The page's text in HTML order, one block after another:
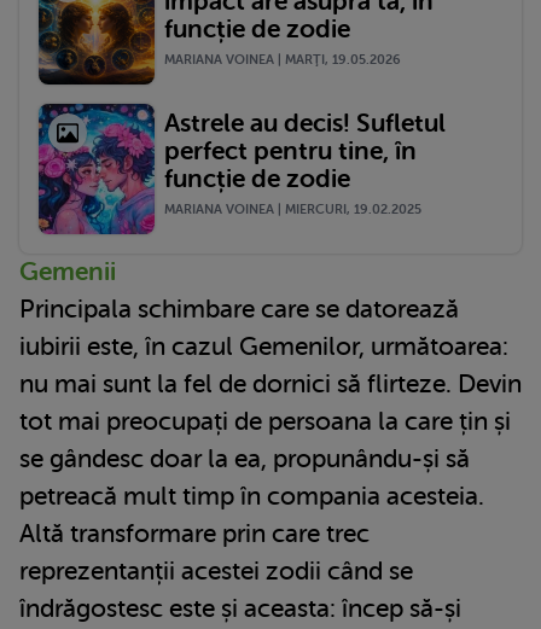
funcție de zodie
MARIANA VOINEA | MARŢI, 19.05.2026
Astrele au decis! Sufletul
perfect pentru tine, în
funcție de zodie
MARIANA VOINEA | MIERCURI, 19.02.2025
Gemenii
Principala schimbare care se datorează
iubirii este, în cazul Gemenilor, următoarea:
nu mai sunt la fel de dornici să flirteze. Devin
tot mai preocupați de persoana la care țin și
se gândesc doar la ea, propunându-și să
petreacă mult timp în compania acesteia.
Altă transformare prin care trec
reprezentanții acestei zodii când se
îndrăgostesc este și aceasta: încep să-și